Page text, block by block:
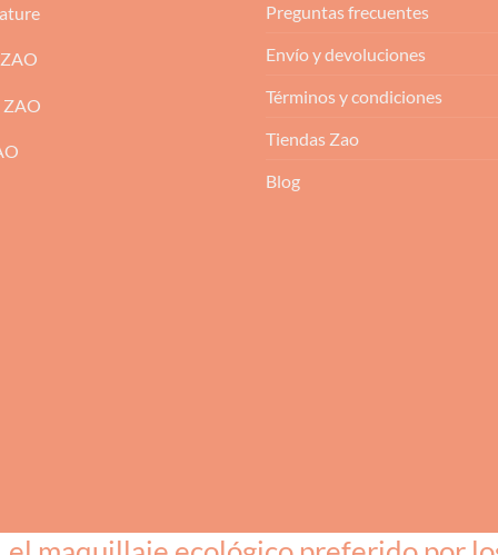
ZAO
Preguntas frecuentes
Envío y devoluciones
Términos y condiciones
Tiendas Zao
Blog